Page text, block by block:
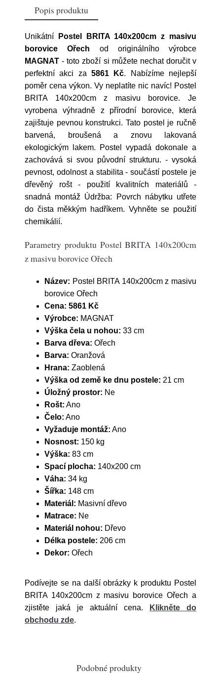
Popis produktu
Unikátní
Postel BRITA 140x200cm z masivu
borovice Ořech od originálního výrobce
MAGNAT - toto zboží si můžete nechat doručit v
perfektní akci za 5861 Kč. Nabízíme nejlepší
poměr cena výkon. Vy neplatíte nic navíc! Postel
BRITA 140x200cm z masivu borovice. Je
vyrobena výhradně z přírodní borovice, která
zajištuje pevnou konstrukci. Tato postel je ručně
barvená, broušená a znovu lakovaná
ekologickým lakem. Postel vypadá dokonale a
zachovává si svou původní strukturu. - vysoká
pevnost, odolnost a stabilita - součástí postele je
dřevěný rošt - použití kvalitních materiálů -
snadná montáž Údržba: Povrch nábytku utřete
do čista měkkým hadříkem. Vyhněte se použití
chemikálií.
Parametry produktu Postel BRITA 140x200cm
z masivu borovice Ořech
Název: Postel BRITA 140x200cm z masivu
borovice Ořech
Cena: 5861 Kč
Výrobce: MAGNAT
Výška čela u nohou: 33 cm
Barva dřeva: Ořech
Barva: Oranžová
Hrana: Zaoblená
Výška od země ke dnu postele: 21 cm
Úložný prostor: Ne
Rošt: Ano
Čelo: Ano
Vyžaduje montáž: Ano
Nosnost: 150 kg
Výška: 83 cm
Spací plocha: 140x200 cm
Váha: 34 kg
Šířka: 148 cm
Materiál: Masivní dřevo
Matrace: Ne
Materiál nohou: Dřevo
Délka postele: 206 cm
Dekor: Ořech
Podívejte se na další obrázky k produktu Postel
BRITA 140x200cm z masivu borovice Ořech a
zjistěte jaká je aktuální cena.
Klikněte do
obchodu zde.
Podobné produkty